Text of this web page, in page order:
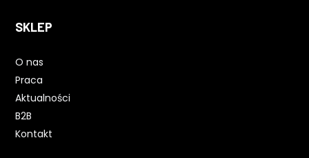
SKLEP
O nas
Praca
Aktualności
B2B
Kontakt